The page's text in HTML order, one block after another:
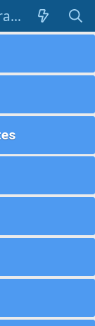
Registrarse